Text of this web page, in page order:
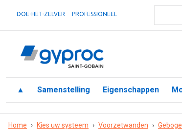
DOE-HET-ZELVER PROFESSIONEEL
▲ Samenstelling Eigenschappen
Home › Kies uw systeem › Voorzetwanden ›